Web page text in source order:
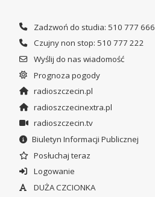
Zadzwoń do studia: 510 777 666
Czujny non stop: 510 777 222
Wyślij do nas wiadomość
Prognoza pogody
radioszczecin.pl
radioszczecinextra.pl
radioszczecin.tv
Biuletyn Informacji Publicznej
Posłuchaj teraz
Logowanie
DUŻA CZCIONKA